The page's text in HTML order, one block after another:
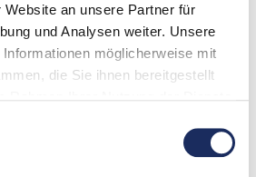
Website an unsere Partner für
und Analysen weiter. Unsere
möglicherweise mit
die Sie ihnen bereitgestellt
weitere Schritte planen